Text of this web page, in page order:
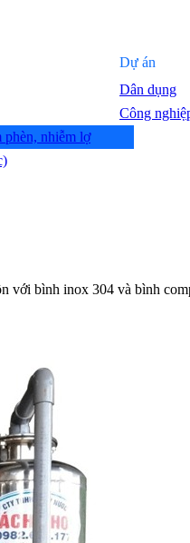
phèn, nhiễm lợ
Dự án
Dân dụng
Công
với bình inox 304 và bình